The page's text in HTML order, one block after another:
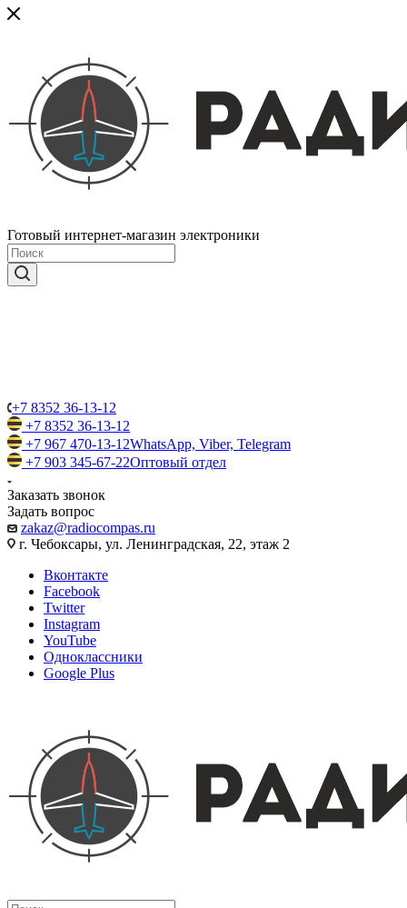
Готовый интернет-магазин электроники
+7 8352 36-13-12
+7 8352 36-13-12
+7 967 470-13-12WhatsApp, Viber, Telegram
+7 903 345-67-22Оптовый отдел
Заказать звонок
Задать вопрос
zakaz@radiocompas.ru
г. Чебоксары, ул. Ленинградская, 22, этаж 2
Вконтакте
Facebook
Twitter
Instagram
YouTube
Одноклассники
Google Plus